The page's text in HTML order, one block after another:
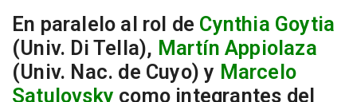
En paralelo al rol de Cynthia Goytia
(Univ. Di Tella), Martín Appiolaza
(Univ. Nac. de Cuyo) y Marcelo
Satulovsky como integrantes del